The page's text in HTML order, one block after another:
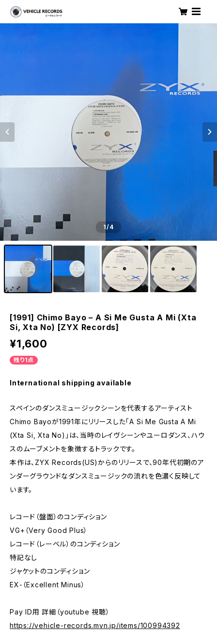
1/4
[1991] Chimo Bayo – A Si Me Gusta A Mi (Xta
Si, Xta No) [ZYX Records]
¥1,600
残り1点
International shipping available
スペインのダンスミュージックシーンを代表するアーティスト
Chimo Bayoが1991年にリリースした「A Si Me Gusta A Mi
(Xta Si, Xta No)」は、当時のレイヴシーンやユーロダンス、ハウ
スのムーブメントを象徴するトラックです。
本作は、ZYX Records(US)からのリリースで、90年代初期のア
ンダーグラウンドなダンスミュージックの流れを色濃く反映して
います。
レコード（盤面）のコンディション
VG+（Very Good Plus）
レコード（レーベル）のコンディション
特記なし
ジャケットのコンディション
EX-（Excellent Minus）
Pay ID用 詳細（youtube 視聴）
https://vehicle-records.mvn.jp/items/100994392